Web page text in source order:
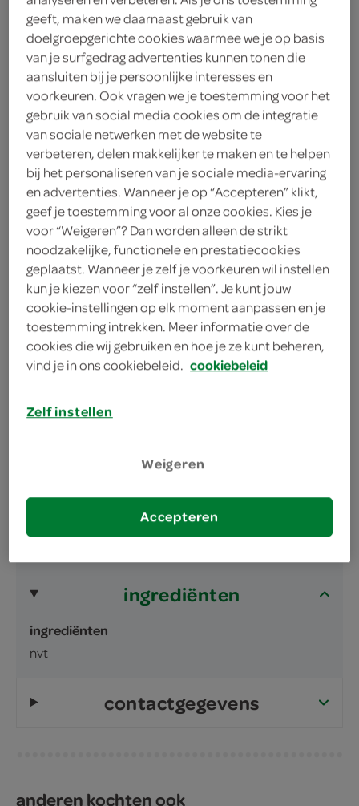
Libresse extra long
Libresse
2.
35
10 Stuks
Let op: aanbiedingen zijn niet zichtbaar bij de
producten, maar worden wél automatisch
verwerkt in de winkelmand.
extra lange bescherming voor drukke dagen, geeft je
de hele dag een zeker gevoel
inhoud en gewicht
10 Stuks
ingrediënten
ingrediënten
nvt
contactgegevens
anderen kochten ook
geeft, maken we daarnaast gebruik van
doelgroepgerichte cookies waarmee we je op basis
van je surfgedrag advertenties kunnen tonen die
aansluiten bij je persoonlijke interesses en
voorkeuren. Ook vragen we je toestemming voor het
gebruik van social media cookies om de integratie
van sociale netwerken met de website te
verbeteren, delen makkelijker te maken en te helpen
bij het personaliseren van je sociale media-ervaring
en advertenties. Wanneer je op “Accepteren” klikt,
geef je toestemming voor al onze cookies. Kies je
voor “Weigeren”? Dan worden alleen de strikt
noodzakelijke, functionele en prestatiecookies
geplaatst. Wanneer je zelf je voorkeuren wil instellen
kun je kiezen voor “zelf instellen”. Je kunt jouw
cookie-instellingen op elk moment aanpassen en je
toestemming intrekken. Meer informatie over de
cookies die wij gebruiken en hoe je ze kunt beheren,
vind je in ons cookiebeleid. cookiebeleid
Zelf instellen
Weigeren
Accepteren